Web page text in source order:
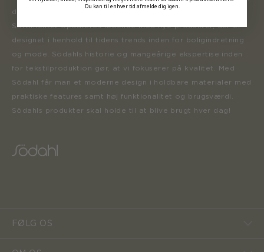
der inspirerer forbrugerne til at forny deres hjem.
Sortimentet opdateres løbende med nye produkter, der er
designet i henhold til tidens trends inden for boligindretning
og mode. Södahls historie og mangeårige ekspertise inden
for tekstilproduktion gør, at vi fokuserer på kvalitet. Med
Södahl får man et moderne design i holdbare materialer med
praktiske features samt høj funktionalitet og brugsværdi.
Södahls produkter skal holde til at blive brugt hver dag!
FØLG OS
Du kan til enhver tid afmelde dig igen.